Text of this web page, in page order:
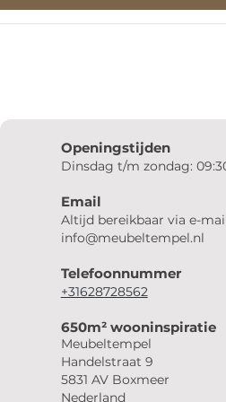
Openingstijden
Dinsdag t/m zondag:
Email
Altijd bereikbaar via e-
info@meubeltempel.nl
Telefoonnummer
+31628728562
650m² wooninspiratie
Meubeltempel
Handelstraat 9
5831 AV Boxmeer
Nederland